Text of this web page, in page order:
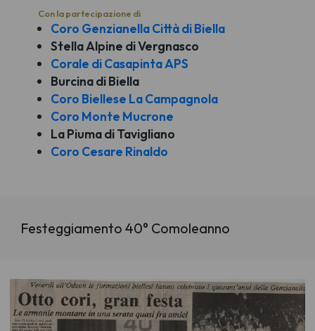
Con la partecipazione di
Coro Genzianella Città di Biella
Stella Alpine di Vergnasco
Corale di Casapinta APS
Burcina di Biella
Coro Biellese La Campagnola
Coro Monte Mucrone
La Piuma di Tavigliano
Coro Cesare Rinaldo
Festeggiamento 40° Comoleanno